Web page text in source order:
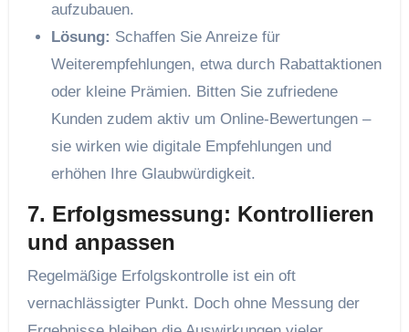
aufzubauen.
Lösung: Schaffen Sie Anreize für
Weiterempfehlungen, etwa durch Rabattaktionen
oder kleine Prämien. Bitten Sie zufriedene
Kunden zudem aktiv um Online-Bewertungen –
sie wirken wie digitale Empfehlungen und
erhöhen Ihre Glaubwürdigkeit.
7. Erfolgsmessung: Kontrollieren
und anpassen
Regelmäßige Erfolgskontrolle ist ein oft
vernachlässigter Punkt. Doch ohne Messung der